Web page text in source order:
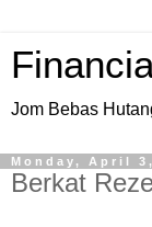
Jom Bebas
Monday, April
Berkat